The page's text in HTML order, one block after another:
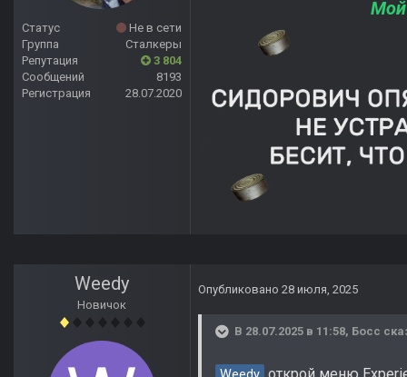
Статус
Не в сети
Группа
Сталкеры
Репутация
3 804
Сообщений
8193
Регистрация
28.07.2020
Weedy
Новичок
Опубликовано 28 июля, 2025
В 28.07.2025 в 11:58, Босс